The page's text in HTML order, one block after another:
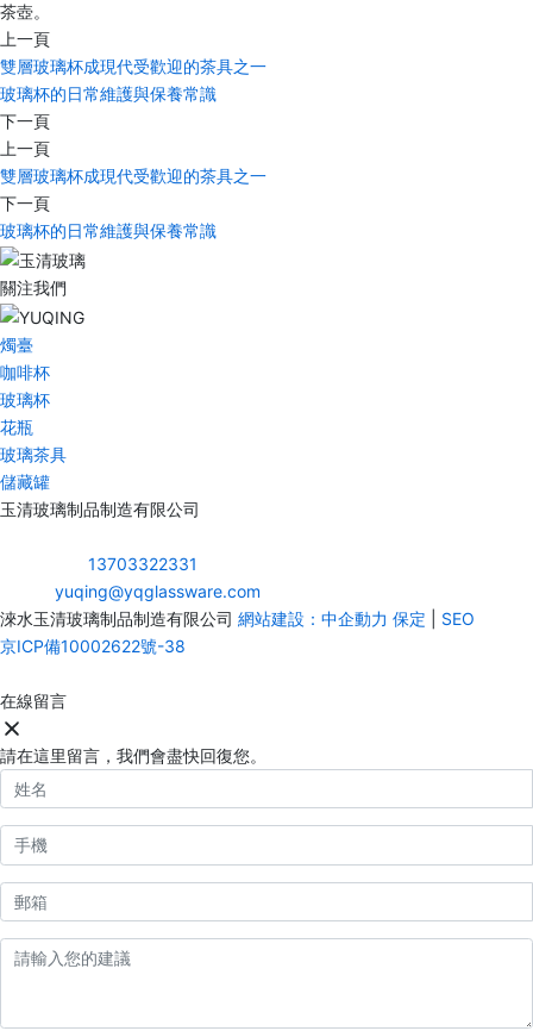
茶壺。
上一頁
雙層玻璃杯成現代受歡迎的茶具之一
玻璃杯的日常維護與保養常識
下一頁
上一頁
雙層玻璃杯成現代受歡迎的茶具之一
下一頁
玻璃杯的日常維護與保養常識
關注我們
燭臺
咖啡杯
玻璃杯
花瓶
玻璃茶具
儲藏罐
玉清玻璃制品制造有限公司
13703322331
yuqing@yqglassware.com
淶水玉清玻璃制品制造有限公司 網站建設：中企動力 保定
SEO
京ICP備10002622號-38
在線留言
請在這里留言，我們會盡快回復您。